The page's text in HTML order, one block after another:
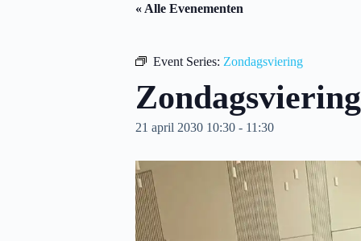
« Alle Evenementen
Event Series: Zondagsviering
Zondagsviering
21 april 2030 10:30 - 11:30